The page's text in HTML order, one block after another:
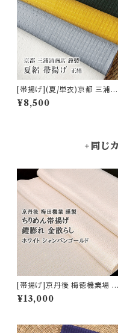
[帯揚げ](夏/単衣)京都 三浦清
商店 謹製 岩滝丹後ちりめん(商
品番号:4649)
¥8,500
+同じ
[帯揚げ]京丹後 梅徳機業場 謹
製 金散らし『ホワイトシャンパン
ゴールド』京丹後産 正絹(商品
¥13,000